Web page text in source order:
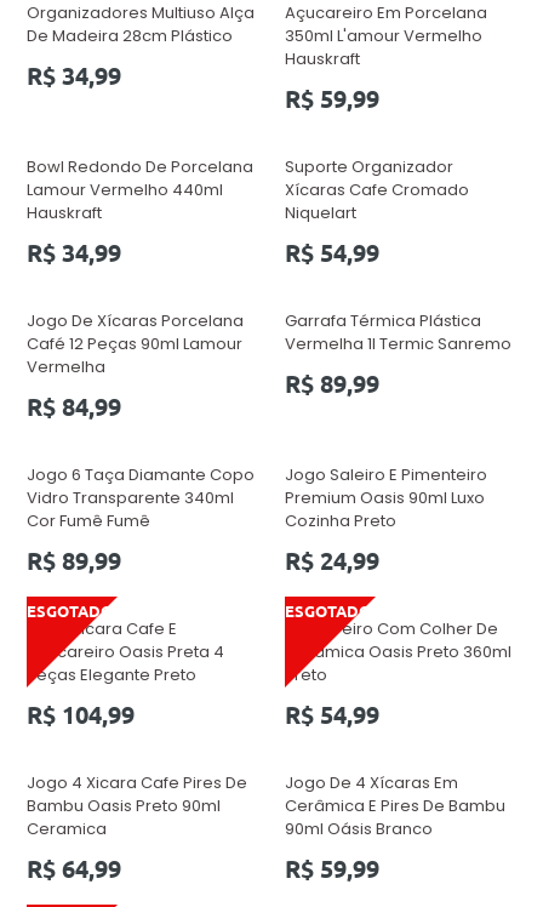
Organizadores Multiuso Alça
De Madeira 28cm Plástico
Preço
normal
R$ 34,99
Açucareiro Em Porcelana
350ml L'amour Vermelho
Hauskraft
Preço
normal
R$ 59,99
Bowl Redondo De Porcelana
Lamour Vermelho 440ml
Hauskraft
Preço
normal
R$ 34,99
Suporte Organizador
Xícaras Cafe Cromado
Niquelart
Preço
normal
R$ 54,99
Jogo De Xícaras Porcelana
Café 12 Peças 90ml Lamour
Vermelha
Preço
normal
R$ 84,99
Garrafa Térmica Plástica
Vermelha 1l Termic Sanremo
Preço
normal
R$ 89,99
Jogo 6 Taça Diamante Copo
Vidro Transparente 340ml
Cor Fumê Fumê
Preço
normal
R$ 89,99
Jogo Saleiro E Pimenteiro
Premium Oasis 90ml Luxo
Cozinha Preto
Preço
normal
R$ 24,99
ESGOTADO
Jogo Xicara Cafe E
Acucareiro Oasis Preta 4
Peças Elegante Preto
Preço
normal
R$ 104,99
ESGOTADO
Açucareiro Com Colher De
Cerâmica Oasis Preto 360ml
Preto
Preço
normal
R$ 54,99
Jogo 4 Xicara Cafe Pires De
Bambu Oasis Preto 90ml
Ceramica
Preço
normal
R$ 64,99
Jogo De 4 Xícaras Em
Cerâmica E Pires De Bambu
90ml Oásis Branco
Preço
normal
R$ 59,99